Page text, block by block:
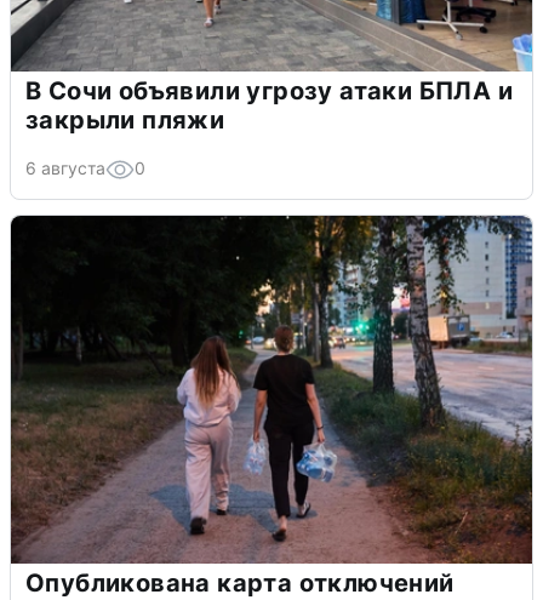
В Сочи объявили угрозу атаки БПЛА и
закрыли пляжи
6 августа 0
Опубликована карта отключений